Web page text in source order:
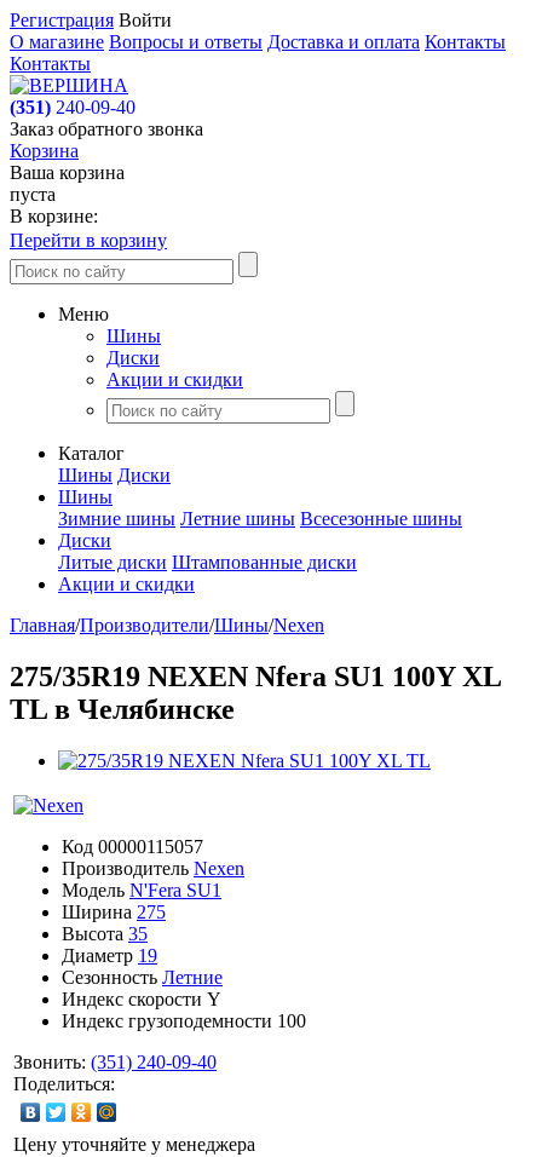
Регистрация Войти
О магазине Вопросы и ответы Доставка и оплата Контакты
Контакты
(351) 240-09-40
Заказ обратного звонка
Корзина
Ваша корзина
пуста
В корзине:
Перейти в корзину
Меню
Шины
Диски
Акции и скидки
Каталог
Шины Диски
Шины
Зимние шины Летние шины Всесезонные шины
Диски
Литые диски Штампованные диски
Акции и скидки
Главная/Производители/Шины/Nexen
275/35R19 NEXEN Nfera SU1 100Y XL
TL в Челябинске
Код 00000115057
Производитель Nexen
Модель N'Fera SU1
Ширина 275
Высота 35
Диаметр 19
Сезонность Летние
Индекс скорости Y
Индекс грузоподемности 100
Звонить: (351) 240-09-40
Поделиться:
Цену уточняйте у менеджера